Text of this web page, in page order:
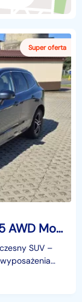
Volvo XC60 II Volvo XC60 2.0 T5 AWD Momentum (2021) – Denim Blue Metallic !
SUV –
siln